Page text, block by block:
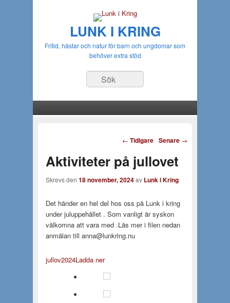
LUNK I KRING
Fritid, hästar och natur för barn och ungdomar som
behöver extra stöd
Inläggsnavigering
← Tidigare Senare →
Aktiviteter på jullovet
Skrevs den 18 november, 2024av Lunk i Kring
Det händer en hel del hos oss på Lunk i kring
under juluppehållet . Som vanligt är syskon
välkomna att vara med .Läs mer i filen nedan
anmälan till anna@lunkring.nu
jullov2024Ladda ner